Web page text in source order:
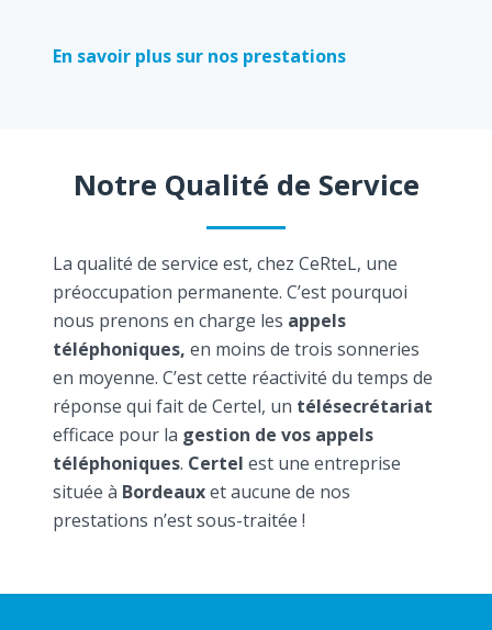
En savoir plus sur nos prestations
Notre Qualité de Service
La qualité de service est, chez CeRteL, une
préoccupation permanente. C’est pourquoi
nous prenons en charge les appels
téléphoniques, en moins de trois sonneries
en moyenne. C’est cette réactivité du temps de
réponse qui fait de Certel, un télésecrétariat
efficace pour la gestion de vos appels
téléphoniques. Certel est une entreprise
située à Bordeauxet aucune de nos
prestations n’est sous-traitée !